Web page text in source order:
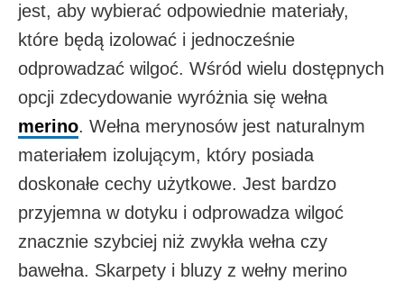
jest, aby wybierać odpowiednie materiały,
które będą izolować i jednocześnie
odprowadzać wilgoć. Wśród wielu dostępnych
opcji zdecydowanie wyróżnia się wełna
merino. Wełna merynosów jest naturalnym
materiałem izolującym, który posiada
doskonałe cechy użytkowe. Jest bardzo
przyjemna w dotyku i odprowadza wilgoć
znacznie szybciej niż zwykła wełna czy
bawełna. Skarpety i bluzy z wełny merino